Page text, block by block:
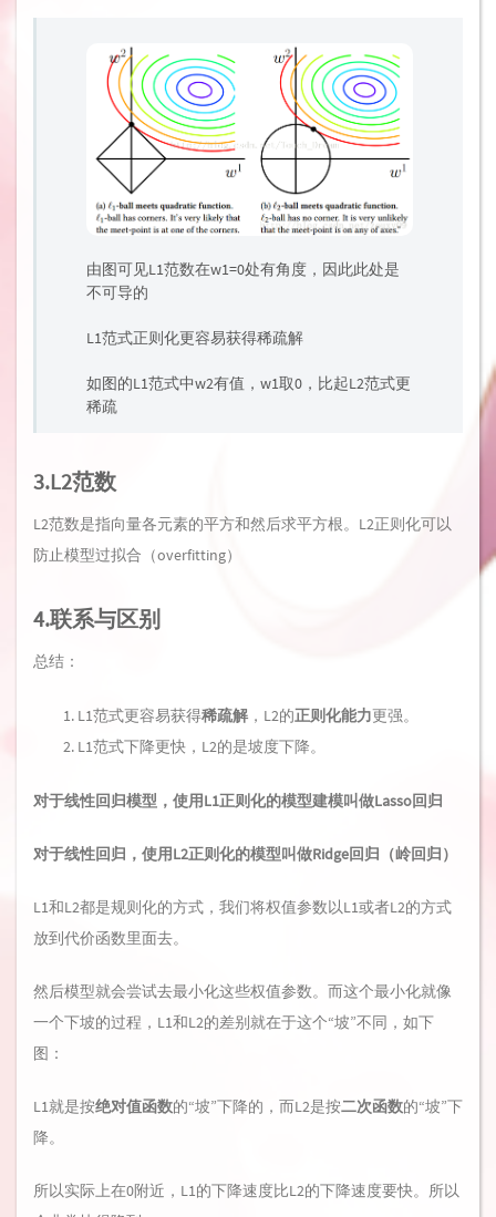
由图可见L1范数在w1=0处有角度，因此此处是
不可导的
L1范式正则化更容易获得稀疏解
如图的L1范式中w2有值，w1取0，比起L2范式更
稀疏
3.L2范数
L2范数是指向量各元素的平方和然后求平方根。L2正则化可以
防止模型过拟合（overfitting）
4.联系与区别
总结：
L1范式更容易获得稀疏解 ，L2的正则化能力更强。
L1范式下降更快，L2的是坡度下降。
对于线性回归模型，使用L1正则化的模型建模叫做Lasso回归
对于线性回归，使用L2正则化的模型叫做Ridge回归（岭回归）
L1和L2都是规则化的方式，我们将权值参数以L1或者L2的方式
放到代价函数里面去。
然后模型就会尝试去最小化这些权值参数。而这个最小化就像
一个下坡的过程，L1和L2的差别就在于这个“坡”不同，如下
图：
L1就是按绝对值函数的“坡”下降的，而L2是按二次函数的“坡”下
降。
所以实际上在0附近，L1的下降速度比L2的下降速度要快。所以